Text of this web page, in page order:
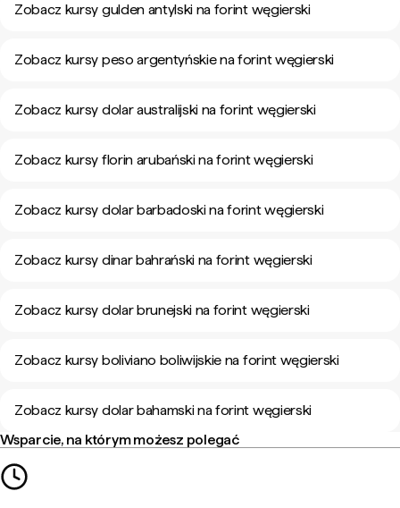
Zobacz kursy gulden antylski na forint węgierski
Zobacz kursy peso argentyńskie na forint węgierski
Zobacz kursy dolar australijski na forint węgierski
Zobacz kursy florin arubański na forint węgierski
Zobacz kursy dolar barbadoski na forint węgierski
Zobacz kursy dinar bahrański na forint węgierski
Zobacz kursy dolar brunejski na forint węgierski
Zobacz kursy boliviano boliwijskie na forint węgierski
Zobacz kursy dolar bahamski na forint węgierski
Wsparcie, na którym możesz polegać